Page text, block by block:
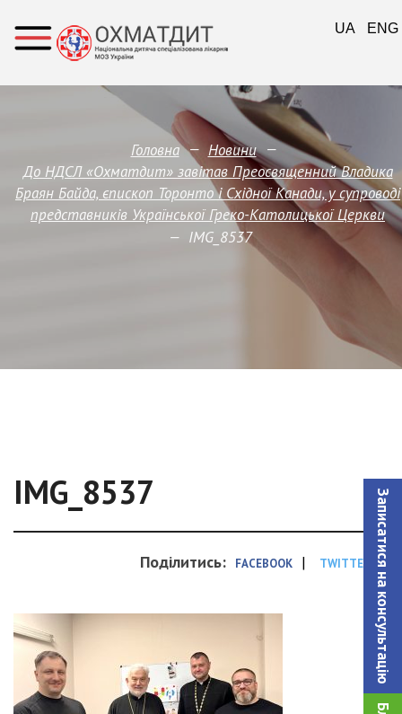
Записатися на консультацiю
Головна — Новини —
До НДСЛ «Охматдит» завітав Преосвященний Владика
Браян Байда, єпископ Торонто і Східної Канади, у супроводі
представників Української Греко-Католицької Церкви
— IMG_8537
IMG_8537
Поділитись: FACEBOOK | TWITTER
UA ENG